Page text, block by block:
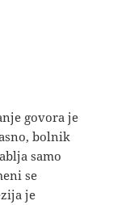
govora je
bolnik
samo
se
je